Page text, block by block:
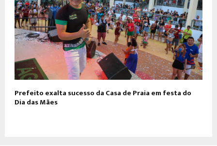
Prefeito exalta sucesso da Casa de Praia em festa do
Dia das Mães